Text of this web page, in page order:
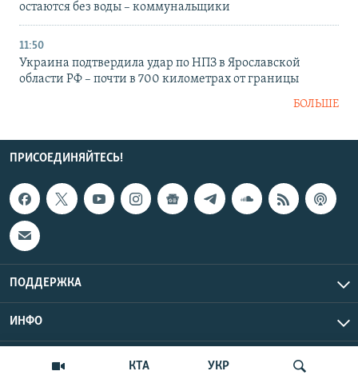
КТА УКР
остаются без воды – коммунальщики
11:50
Украина подтвердила удар по НПЗ в Ярославской
области РФ – почти в 700 километрах от границы
БОЛЬШЕ
ПРИСОЕДИНЯЙТЕСЬ!
ПОДДЕРЖКА
ИНФО
Copyright Крым.Реалии, 2026 | Все права защищены.
UTC+3